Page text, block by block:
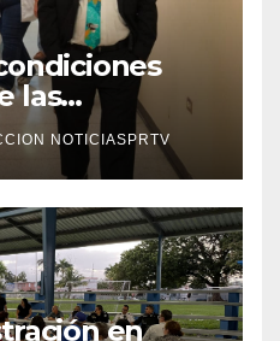
las
NOTICIASPRTV
en